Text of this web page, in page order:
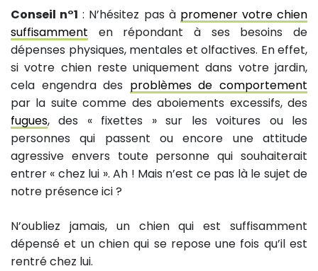
Conseil n°1 : N’hésitez pas à promener votre chien
suffisamment en répondant à ses besoins de
dépenses physiques, mentales et olfactives. En effet,
si votre chien reste uniquement dans votre jardin,
cela engendra des problèmes de comportement
par la suite comme des aboiements excessifs, des
fugues, des « fixettes » sur les voitures ou les
personnes qui passent ou encore une attitude
agressive envers toute personne qui souhaiterait
entrer « chez lui ». Ah ! Mais n’est ce pas là le sujet de
notre présence ici ?
N’oubliez jamais, un chien qui est suffisamment
dépensé et un chien qui se repose une fois qu’il est
rentré chez lui.